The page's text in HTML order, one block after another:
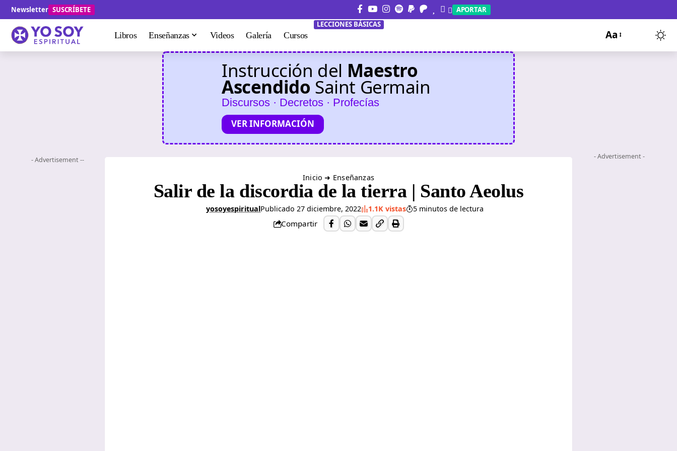
Newsletter SUSCRÍBETE APORTAR
Libros Enseñanzas Videos Galería Cursos
LECCIONES BÁSICAS
Aa
Instrucción del Maestro
Ascendido Saint Germain
Discursos · Decretos · Profecías
VER INFORMACIÓN
- Advertisement --
Inicio ➜ Enseñanzas
Salir de la discordia de la tierra | Santo Aeolus
yosoyespiritualPublicado 27 diciembre, 2022 1.1K vistas 5 minutos de lectura
Compartir
- Advertisement -